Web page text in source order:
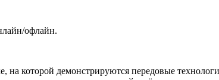
офлайн.
на которой демонстрируются передовые